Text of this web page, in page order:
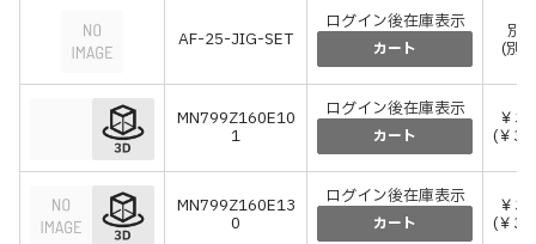
AF-25-JIG-SET
ログイン後在庫表示
カート
別
(別
MN799Z160E10
1
ログイン後在庫表示
カート
￥
(￥
MN799Z160E13
0
ログイン後在庫表示
カート
￥
(￥